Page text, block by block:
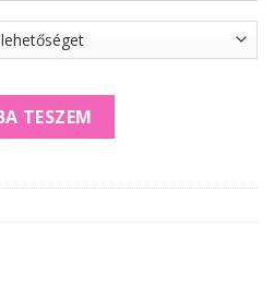
KÖTÖTT PULCSI mennyiség
TESZEM